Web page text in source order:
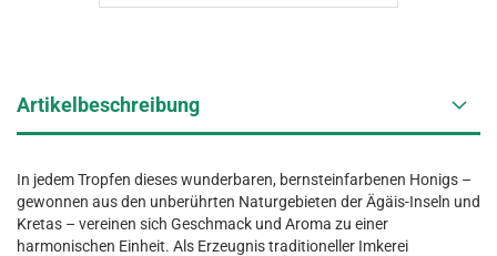
Artikelbeschreibung
In jedem Tropfen dieses wunderbaren, bernsteinfarbenen Honigs –
gewonnen aus den unberührten Naturgebieten der Ägäis-Inseln und
Kretas – vereinen sich Geschmack und Aroma zu einer
harmonischen Einheit. Als Erzeugnis traditioneller Imkerei